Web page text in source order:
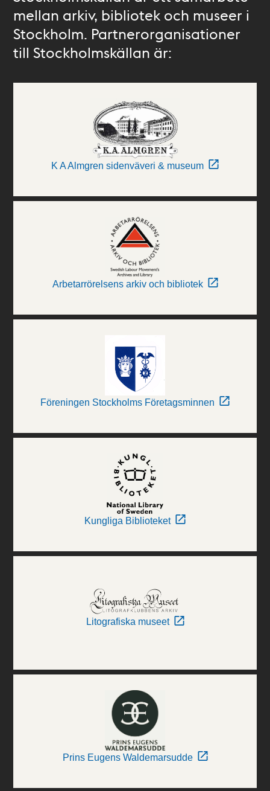
mellan arkiv, bibliotek och museer i
Stockholm. Partnerorganisationer
till Stockholmskällan är:
K A Almgren sidenväveri & museum
Arbetarrörelsens arkiv och bibliotek
Föreningen Stockholms Företagsminnen
Kungliga Biblioteket
Litografiska museet
Prins Eugens Waldemarsudde